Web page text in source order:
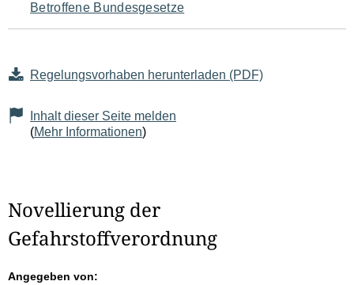
Betroffene Bundesgesetze
Regelungsvorhaben herunterladen (PDF)
Inhalt dieser Seite melden
(Mehr Informationen)
Novellierung der
Gefahrstoffverordnung
Angegeben von: